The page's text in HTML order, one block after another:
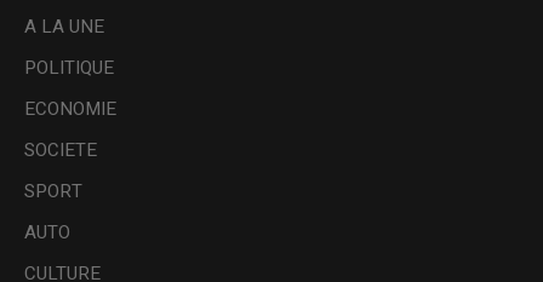
A LA UNE
POLITIQUE
ECONOMIE
SOCIETE
SPORT
AUTO
CULTURE